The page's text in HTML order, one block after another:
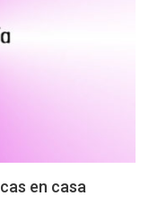
en casa